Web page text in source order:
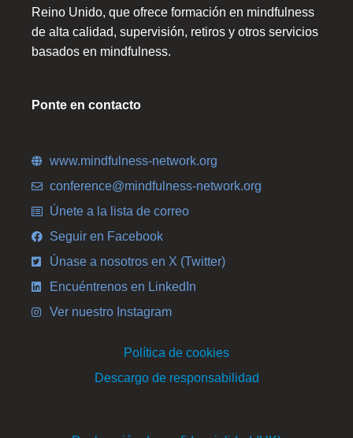
Reino Unido, que ofrece formación en mindfulness
de alta calidad, supervisión, retiros y otros servicios
basados en mindfulness.
Ponte en contacto
www.mindfulness-network.org
conference@mindfulness-network.org
Únete a la lista de correo
Seguir en Facebook
Únase a nosotros en X (Twitter)
Encuéntrenos en LinkedIn
Ver nuestro Instagram
Política de cookies
Descargo de responsabilidad